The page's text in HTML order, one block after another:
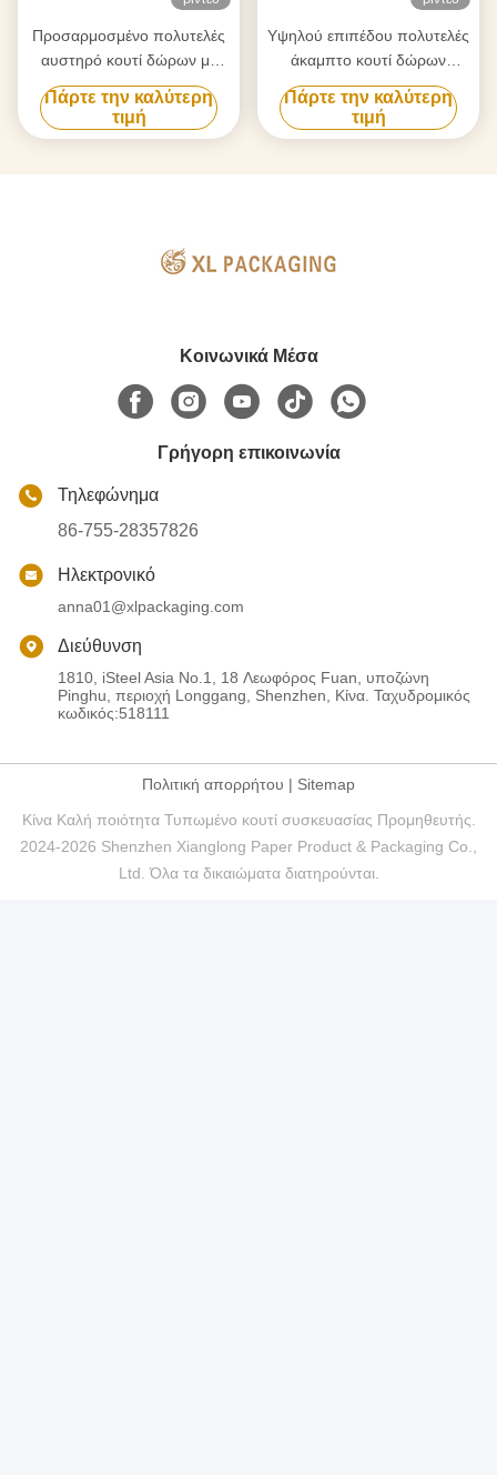
Προσαρμοσμένο πολυτελές
αυστηρό κουτί δώρων με
τέσσερα ματ χρώματα
Morandi και διπλές
ανθεκτικές σε χτύπημα
Πάρτε την καλύτερη
τιμή
Υψηλού επιπέδου πολυτελές
άκαμπτο κουτί δώρων
αρώματος με
προσαρμοσμένη ΕΒΑ
Εισάγετε Ματ λαμινάριο και
Πάρτε την καλύτερη
τιμή
Κοινωνικά Μέσα
Γρήγορη επικοινωνία
Τηλεφώνημα
86-755-28357826
Ηλεκτρονικό
anna01@xlpackaging.com
Διεύθυνση
1810, iSteel Asia No.1, 18 Λεωφόρος Fuan, υποζώνη
Pinghu, περιοχή Longgang, Shenzhen, Κίνα. Ταχυδρομικός
κωδικός:518111
Πολιτική απορρήτου | Sitemap
Κίνα Καλή ποιότητα Τυπωμένο κουτί συσκευασίας Προμηθευτής.
2024-2026 Shenzhen Xianglong Paper Product & Packaging Co.,
Ltd. Όλα τα δικαιώματα διατηρούνται.